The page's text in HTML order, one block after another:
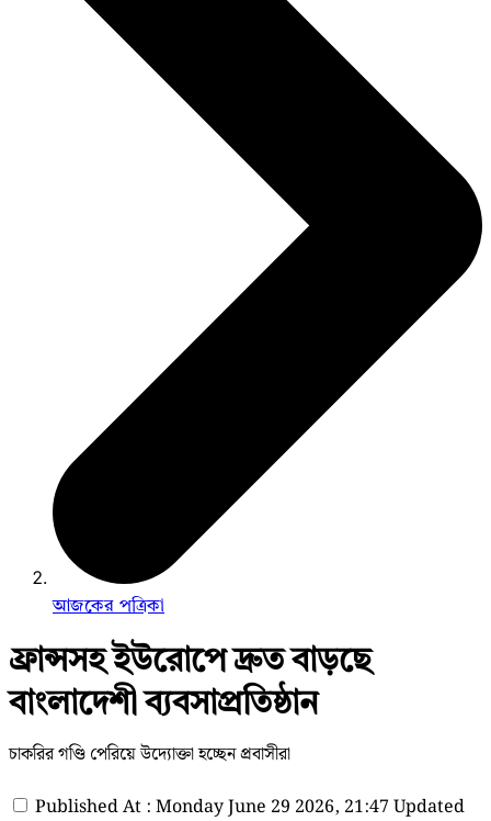
আজকের পত্রিকা
ফ্রান্সসহ ইউরোপে দ্রুত বাড়ছে
বাংলাদেশী ব্যবসাপ্রতিষ্ঠান
চাকরির গণ্ডি পেরিয়ে উদ্যোক্তা হচ্ছেন প্রবাসীরা
Published At : Monday June 29 2026, 21:47 Updated